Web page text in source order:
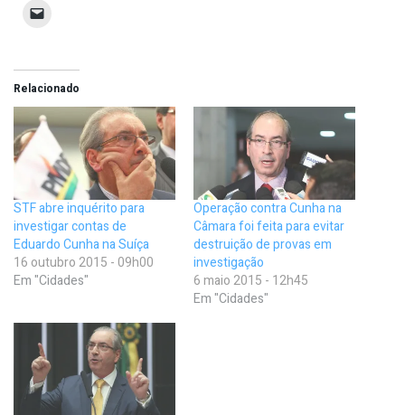
Relacionado
STF abre inquérito para
investigar contas de
Eduardo Cunha na Suíça
16 outubro 2015 - 09h00
Em "Cidades"
Operação contra Cunha na
Câmara foi feita para evitar
destruição de provas em
investigação
6 maio 2015 - 12h45
Em "Cidades"